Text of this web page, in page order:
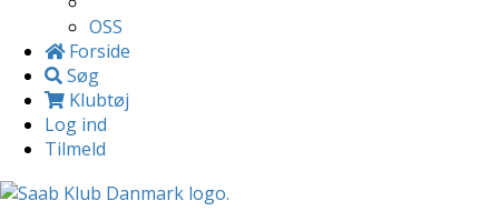
OSS
Forside
Søg
Klubtøj
Log ind
Tilmeld